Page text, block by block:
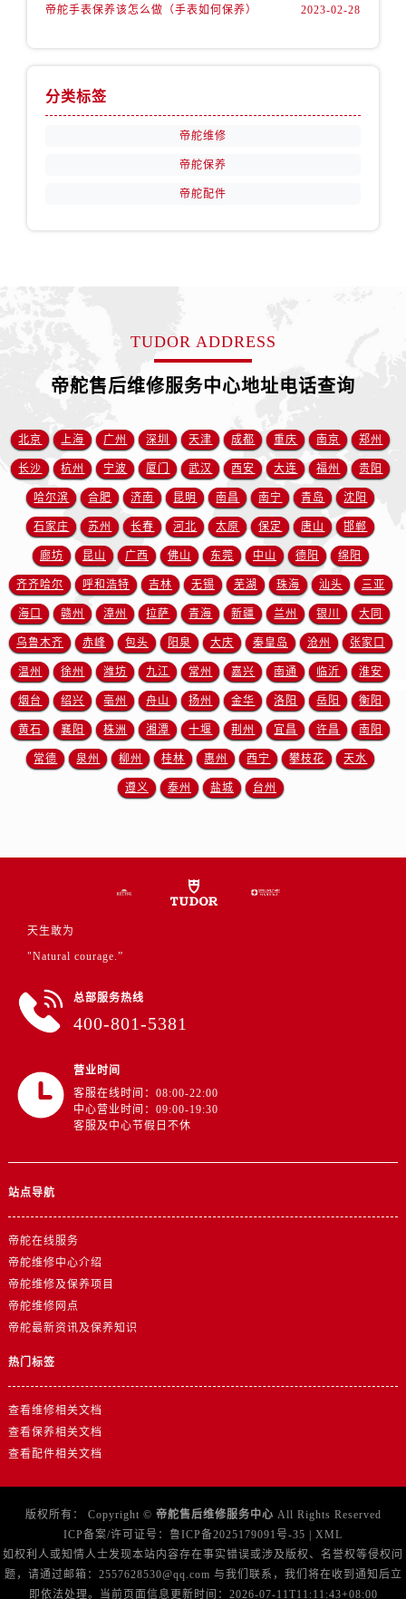
江苏省常州市新北区龙锦路1590号现代传媒中心5号楼10层1008室帝舵售后服务中心（需提前预约）
江苏省扬州市邗江区国展路29号星耀天地写字楼1号楼18层1803室帝舵售后服务中心（需提前预约）
江苏省镇江市京口区中山东路帝舵售后服务中心（需提前预约）
江西省抚州市临川区赣东大道帝舵售后服务中心（需提前预约）
江西省赣州市章贡区文清路帝舵售后服务中心（需提前预约）
江西省吉安市吉州区井冈山大道帝舵售后服务中心（需提前预约）
江西省景德镇市珠山区珠山中路帝舵售后服务中心（需提前预约）
江西省九江市浔阳区浔阳路帝舵售后服务中心（需提前预约）
江西省南昌市红谷滩新区红谷中大道998号绿地双子塔（中央广场）A1座办公楼14层1407室帝舵售后服务中心（需提前预约）
江西省萍乡市安源区萍安北大道与康庄路交叉口帝舵售后服务中心（需提前预约）
江西省上饶市信州区滨江西路帝舵售后服务中心（需提前预约）
江西省新余市渝水区北湖西路帝舵售后服务中心（需提前预约）
江西省宜春市袁州区中山中路帝舵售后服务中心（需提前预约）
江西省鹰潭市月湖区胜利东路帝舵售后服务中心（需提前预约）
山东省德州市德城区东风中路帝舵售后服务中心（需提前预约）
福建省厦门市思明区湖滨东路95号万象城华润大厦B座11层1104室帝舵售后服务中心（需提前预约）
广东省潮州市潮安区新风路与潮汕路交汇处帝舵售后服务中心（需提前预约）
帝舵手表保养该怎么做（手表如何保养） 2023-02-28
分类标签
帝舵维修
帝舵保养
帝舵配件
TUDOR ADDRESS
帝舵售后维修服务中心地址电话查询
北京 上海 广州 深圳 天津 成都 重庆 南京 郑州
长沙 杭州 宁波 厦门 武汉 西安 大连 福州 贵阳
哈尔滨 合肥 济南 昆明 南昌 南宁 青岛 沈阳
石家庄 苏州 长春 河北 太原 保定 唐山 邯郸
廊坊 昆山 广西 佛山 东莞 中山 德阳 绵阳
齐齐哈尔 呼和浩特 吉林 无锡 芜湖 珠海 汕头 三亚
海口 赣州 漳州 拉萨 青海 新疆 兰州 银川 大同
乌鲁木齐 赤峰 包头 阳泉 大庆 秦皇岛 沧州 张家口
温州 徐州 潍坊 九江 常州 嘉兴 南通 临沂 淮安
烟台 绍兴 亳州 舟山 扬州 金华 洛阳 岳阳 衡阳
黄石 襄阳 株洲 湘潭 十堰 荆州 宜昌 许昌 南阳
常德 泉州 柳州 桂林 惠州 西宁 攀枝花 天水
遵义 泰州 盐城 台州
天生敢为
"Natural courage.”
总部服务热线
400-801-5381
营业时间
客服在线时间：08:00-22:00
中心营业时间：09:00-19:30
客服及中心节假日不休
站点导航
帝舵在线服务
帝舵维修中心介绍
帝舵维修及保养项目
帝舵维修网点
帝舵最新资讯及保养知识
热门标签
查看维修相关文档
查看保养相关文档
查看配件相关文档
版权所有： Copyright © 帝舵售后维修服务中心 All Rights Reserved
ICP备案/许可证号： 鲁ICP备2025179091号-35
XML
如权利人或知情人士发现本站内容存在事实错误或涉及版权、名誉权等侵权问
题，请通过邮箱：2557628530@qq.com 与我们联系，我们将在收到通知后立
即依法处理。当前页面信息更新时间：2026-07-11T11:11:43+08:00